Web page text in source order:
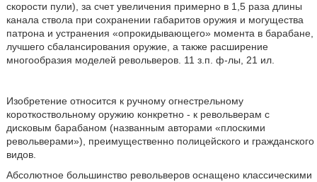
скорости пули), за счет увеличения примерно в 1,5 раза длины
канала ствола при сохранении габаритов оружия и могущества
патрона и устранения «опрокидывающего» момента в барабане,
лучшего сбалансирования оружие, а также расширение
многообразия моделей револьверов. 11 з.п. ф-лы, 21 ил.
Изобретение относится к ручному огнестрельному
короткоствольному оружию конкретно - к револьверам с
дисковым барабаном (названным авторами «плоскими
револьверами»), преимущественно полицейского и гражданского
видов.
Абсолютное большинство револьверов оснащено классическими